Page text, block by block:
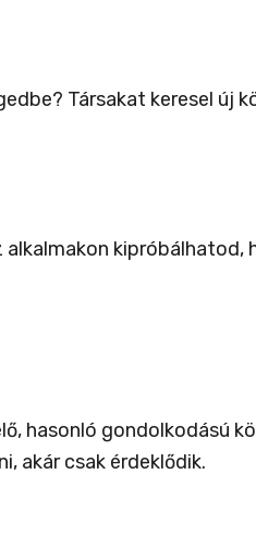
Társakat keresel új
kipróbálhatod,
hasonló gondolkodású
akár csak érdeklődik.